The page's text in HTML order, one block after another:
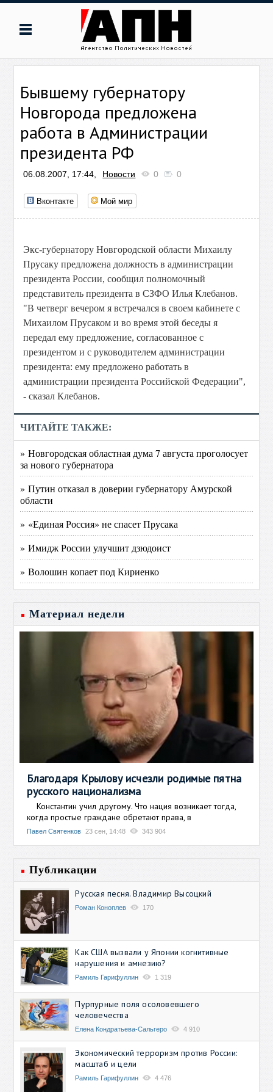
Бывшему губернатору
Новгорода предложена
работа в Администрации
президента РФ
06.08.2007, 17:44, Новости 0 0
Вконтакте Мой мир
Экс-губернатору Новгородской области Михаилу
Прусаку предложена должность в администрации
президента России, сообщил полномочный
представитель президента в СЗФО Илья Клебанов.
"В четверг вечером я встречался в своем кабинете с
Михаилом Прусаком и во время этой беседы я
передал ему предложение, согласованное с
президентом и с руководителем администрации
президента: ему предложено работать в
администрации президента Российской Федерации",
- сказал Клебанов.
ЧИТАЙТЕ ТАКЖЕ:
» Новгородская областная дума 7 августа проголосует
за нового губернатора
» Путин отказал в доверии губернатору Амурской
области
» «Единая Россия» не спасет Прусака
» Имидж России улучшит дзюдоист
» Волошин копает под Кириенко
Материал недели
Благодаря Крылову исчезли родимые пятна
русского национализма
Константин учил другому. Что нация возникает тогда,
когда простые граждане обретают права, в
Павел Святенков 23 сен, 14:48 343 904
Публикации
Русская песня. Владимир Высоцкий
Роман Коноплев 170
Как США вызвали у Японии когнитивные
нарушения и амнезию?
Рамиль Гарифуллин 1 319
Пурпурные поля осоловевшего
человечества
Елена Кондратьева-Сальгеро 4 910
Экономический терроризм против России:
масштаб и цели
Рамиль Гарифуллин 4 476